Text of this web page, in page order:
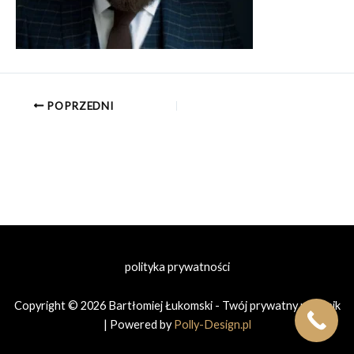
POPRZEDNI
polityka prywatności
Copyright © 2026 Bartłomiej Łukomski - Twój prywatny prawnik
| Powered by Polly-Design.pl